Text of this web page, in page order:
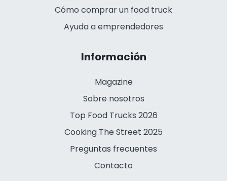
Cómo comprar un food truck
Ayuda a emprendedores
Información
Magazine
Sobre nosotros
Top Food Trucks 2026
Cooking The Street 2025
Preguntas frecuentes
Contacto